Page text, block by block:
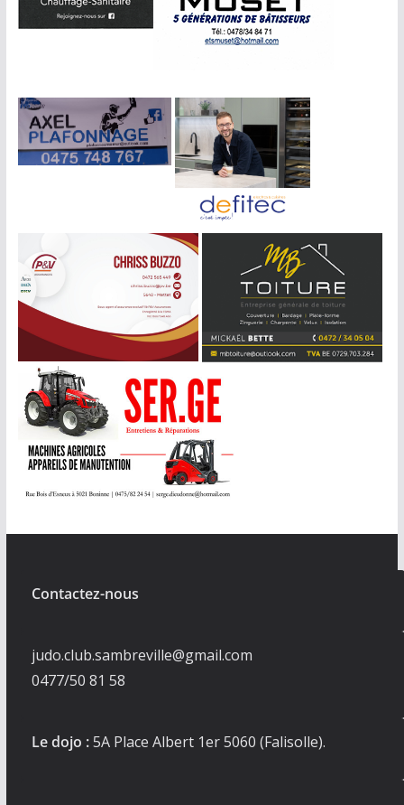
Contactez-nous
judo.club.sambreville@gmail.com
0477/50 81 58
Le dojo :5A Place Albert 1er 5060 (Falisolle).